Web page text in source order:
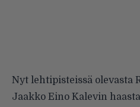
Nyt lehtipisteissä olevasta
Jaakko Eino Kalevin